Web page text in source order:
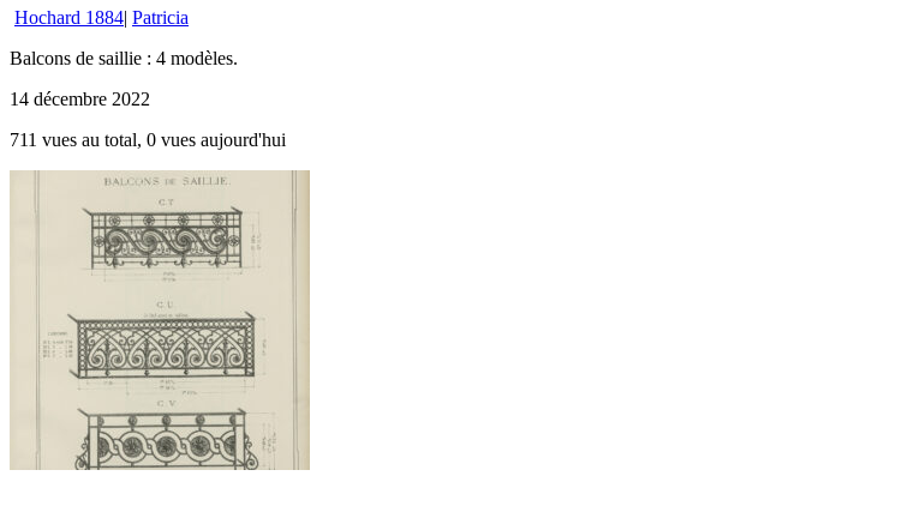
Hochard 1884| Patricia
Balcons de saillie : 4 modèles.
14 décembre 2022
711 vues au total, 0 vues aujourd'hui